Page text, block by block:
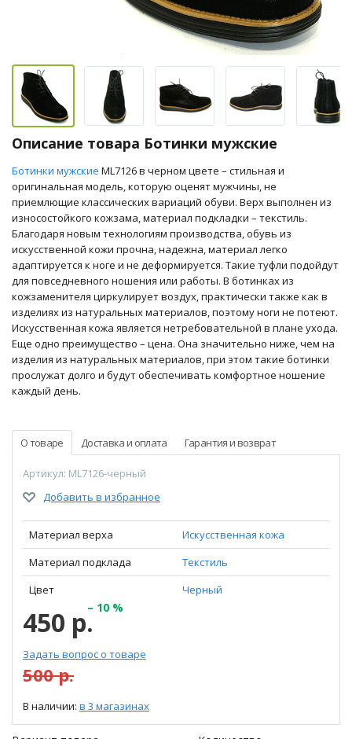
Описание товара Ботинки мужские
Ботинки мужские ML7126 в черном цвете – стильная и
оригинальная модель, которую оценят мужчины, не
приемлющие классических вариаций обуви. Верх выполнен из
износостойкого кожзама, материал подкладки – текстиль.
Благодаря новым технологиям производства, обувь из
искусственной кожи прочна, надежна, материал легко
адаптируется к ноге и не деформируется. Такие туфли подойдут
для повседневного ношения или работы. В ботинках из
кожзаменителя циркулирует воздух, практически также как в
изделиях из натуральных материалов, поэтому ноги не потеют.
Искусственная кожа является нетребовательной в плане ухода.
Еще одно преимущество – цена. Она значительно ниже, чем на
изделия из натуральных материалов, при этом такие ботинки
прослужат долго и будут обеспечивать комфортное ношение
каждый день.
О товаре Доставка и оплата Гарантия и возврат
Артикул: ML7126-черный
Добавить в избранное
Материал верха
Искусственная кожа
Материал подклада
Текстиль
Цвет
Черный
450 р.– 10 %
Задать вопрос о товаре
500 р.
В наличии: в 3 магазинах